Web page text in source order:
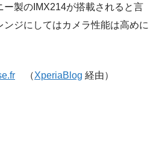
ー製のIMX214が搭載されると言
ジにしてはカメラ性能は高めに
（XperiaBlog 経由）